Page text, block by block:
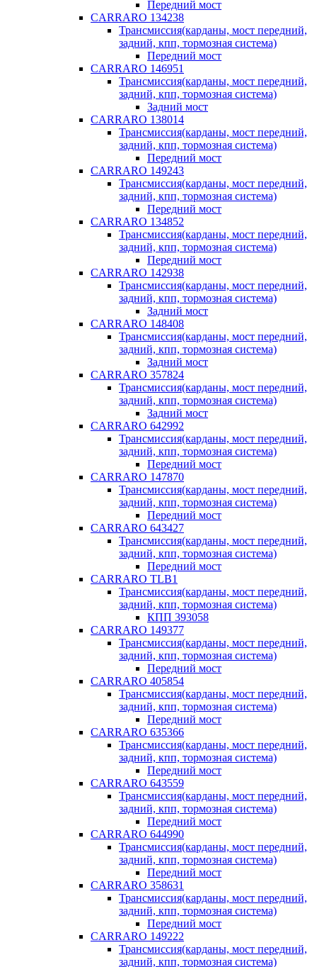
Передний мост
CARRARO 134238
Трансмиссия(карданы, мост передний,
задний, кпп, тормозная система)
Передний мост
CARRARO 146951
Трансмиссия(карданы, мост передний,
задний, кпп, тормозная система)
Задний мост
CARRARO 138014
Трансмиссия(карданы, мост передний,
задний, кпп, тормозная система)
Передний мост
CARRARO 149243
Трансмиссия(карданы, мост передний,
задний, кпп, тормозная система)
Передний мост
CARRARO 134852
Трансмиссия(карданы, мост передний,
задний, кпп, тормозная система)
Передний мост
CARRARO 142938
Трансмиссия(карданы, мост передний,
задний, кпп, тормозная система)
Задний мост
CARRARO 148408
Трансмиссия(карданы, мост передний,
задний, кпп, тормозная система)
Задний мост
CARRARO 357824
Трансмиссия(карданы, мост передний,
задний, кпп, тормозная система)
Задний мост
CARRARO 642992
Трансмиссия(карданы, мост передний,
задний, кпп, тормозная система)
Передний мост
CARRARO 147870
Трансмиссия(карданы, мост передний,
задний, кпп, тормозная система)
Передний мост
CARRARO 643427
Трансмиссия(карданы, мост передний,
задний, кпп, тормозная система)
Передний мост
CARRARO TLB1
Трансмиссия(карданы, мост передний,
задний, кпп, тормозная система)
КПП 393058
CARRARO 149377
Трансмиссия(карданы, мост передний,
задний, кпп, тормозная система)
Передний мост
CARRARO 405854
Трансмиссия(карданы, мост передний,
задний, кпп, тормозная система)
Передний мост
CARRARO 635366
Трансмиссия(карданы, мост передний,
задний, кпп, тормозная система)
Передний мост
CARRARO 643559
Трансмиссия(карданы, мост передний,
задний, кпп, тормозная система)
Передний мост
CARRARO 644990
Трансмиссия(карданы, мост передний,
задний, кпп, тормозная система)
Передний мост
CARRARO 358631
Трансмиссия(карданы, мост передний,
задний, кпп, тормозная система)
Передний мост
CARRARO 149222
Трансмиссия(карданы, мост передний,
задний, кпп, тормозная система)